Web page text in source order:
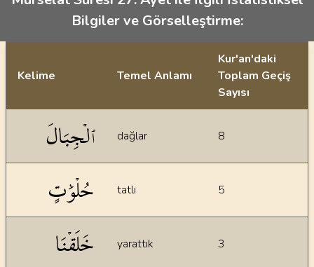
Bilgiler ve Görselleştirme:
Kelime Temel Anlamı
Kur'an'daki
Toplam Geçiş
Sayısı
ٱلۡجِبَالَ dağlar 8
حُلۡوَٰتٍ tatlı 5
خَلَقۡنَا yarattık 3